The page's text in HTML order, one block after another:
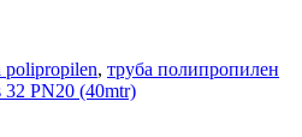
polipropilen, труба полипропилен
32 PN20 (40mtr)